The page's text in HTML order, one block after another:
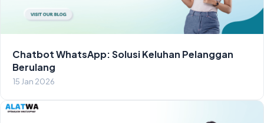
Chatbot WhatsApp: Solusi Keluhan Pelanggan
Berulang
15 Jan 2026